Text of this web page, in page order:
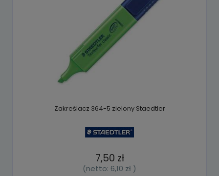
Zakreślacz 364-5 zielony Staedtler
7,50 zł
(netto: 6,10 zł )